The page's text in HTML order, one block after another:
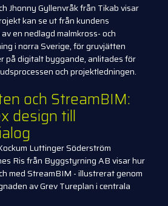
Jhonny Gyllenvråk från Tikab visar
kan se ut från kundens
en nedlagd malmkross- och
i norra Sverige, för gruvjätten
på digitalt byggande, anlitades för
och projektledningen.
och StreamBIM:
design till
Luttinger Söderström
Ris från Byggstyrning AB visar hur
med StreamBIM - illustrerat genom
av Grev Tureplan i centrala